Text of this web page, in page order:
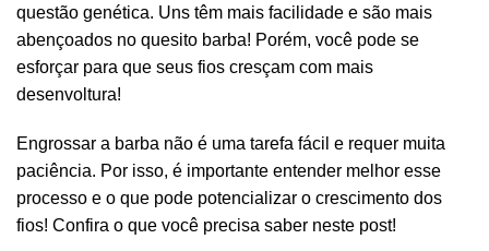
questão genética. Uns têm mais facilidade e são mais
abençoados no quesito barba! Porém, você pode se
esforçar para que seus fios cresçam com mais
desenvoltura!
Engrossar a barba não é uma tarefa fácil e requer muita
paciência. Por isso, é importante entender melhor esse
processo e o que pode potencializar o crescimento dos
fios! Confira o que você precisa saber neste post!